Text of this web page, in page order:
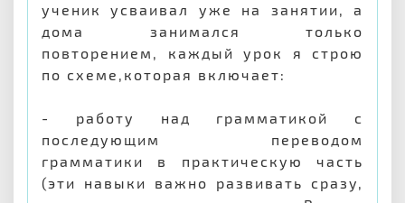
ученик усваивал уже на занятии, а
дома занимался только
повторением, каждый урок я строю
по схеме,которая включает:
- работу над грамматикой с
последующим переводом
грамматики в практическую часть
(эти навыки важно развивать сразу,